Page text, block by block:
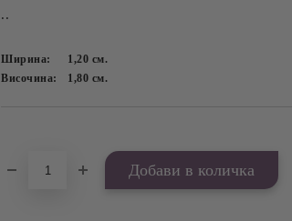
..
Ширина: 1,20 см.
Височина:
1,80 см.